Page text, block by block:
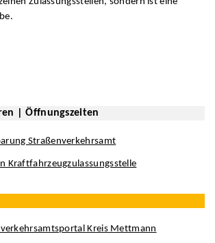
| Öffnungszeiten
Straßenverkehrsamt
Kraftfahrzeugzulassungsstelle
Kreis Mettmann